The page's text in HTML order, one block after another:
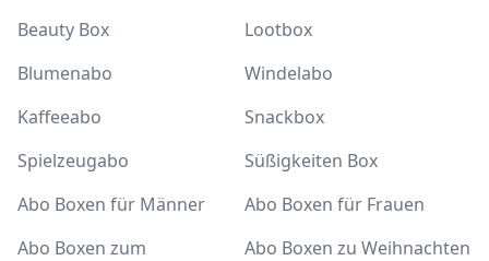
Beauty Box
Lootbox
Blumenabo
Windelabo
Kaffeeabo
Snackbox
Spielzeugabo
Süßigkeiten Box
Abo Boxen für Männer
Abo Boxen für Frauen
Abo Boxen zum
Abo Boxen zu Weihnachten